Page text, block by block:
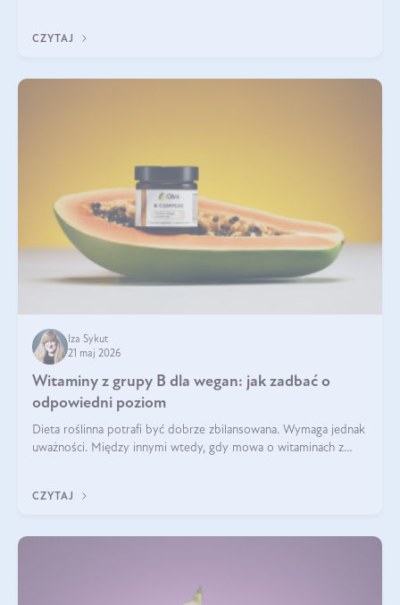
CZYTAJ
Iza Sykut
21 maj 2026
Witaminy z grupy B dla wegan: jak zadbać o
odpowiedni poziom
Dieta roślinna potrafi być dobrze zbilansowana. Wymaga jednak
uważności. Między innymi wtedy, gdy mowa o witaminach z
CZYTAJ